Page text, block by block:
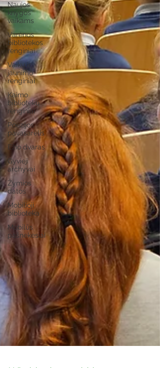
Naujos
knygos
vaikams
Varėnos
bibliotekos
renginiai
Vaikų ir
jaunimo
renginiai
Kaimo
bibliotekų
renginiai
Poezijos
pavasarėlis
Ežio dvaras
Gyvieji
archyvai
Žymios
datos
Mobilioji
biblioteka
Mobilūs
pašnekesiai